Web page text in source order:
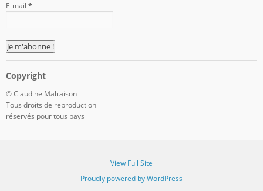
E-mail *
Copyright
© Claudine Malraison
Tous droits de reproduction
réservés pour tous pays
View Full Site
Proudly powered by WordPress